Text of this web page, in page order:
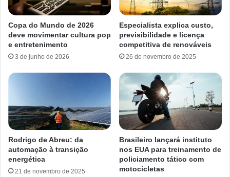
Copa do Mundo de 2026
deve movimentar cultura pop
e entretenimento
3 de junho de 2026
Especialista explica custo,
previsibilidade e licença
competitiva de renováveis
26 de novembro de 2025
Rodrigo de Abreu: da
automação à transição
energética
21 de novembro de 2025
Brasileiro lançará instituto
nos EUA para treinamento de
policiamento tático com
motocicletas